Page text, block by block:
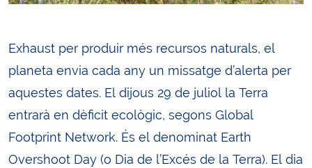
Exhaust per produir més recursos naturals, el
planeta envia cada any un missatge d’alerta per
aquestes dates. El dijous 29 de juliol la Terra
entrarà en dèficit ecològic, segons Global
Footprint Network. És el denominat Earth
Overshoot Day (o Dia de l’Excés de la Terra). El dia